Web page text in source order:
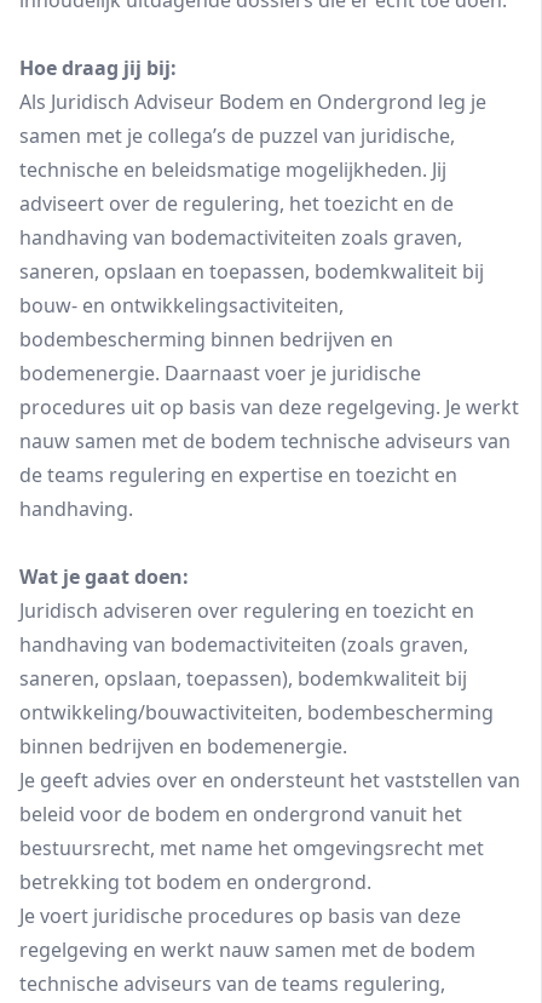
Hoe draag jij bij:
Als Juridisch Adviseur Bodem en Ondergrond leg je
samen met je collega’s de puzzel van juridische,
technische en beleidsmatige mogelijkheden. Jij
adviseert over de regulering, het toezicht en de
handhaving van bodemactiviteiten zoals graven,
saneren, opslaan en toepassen, bodemkwaliteit bij
bouw- en ontwikkelingsactiviteiten,
bodembescherming binnen bedrijven en
bodemenergie. Daarnaast voer je juridische
procedures uit op basis van deze regelgeving. Je werkt
nauw samen met de bodem technische adviseurs van
de teams regulering en expertise en toezicht en
handhaving.
Wat je gaat doen:
Juridisch adviseren over regulering en toezicht en
handhaving van bodemactiviteiten (zoals graven,
saneren, opslaan, toepassen), bodemkwaliteit bij
ontwikkeling/bouwactiviteiten, bodembescherming
binnen bedrijven en bodemenergie.
Je geeft advies over en ondersteunt het vaststellen van
beleid voor de bodem en ondergrond vanuit het
bestuursrecht, met name het omgevingsrecht met
betrekking tot bodem en ondergrond.
Je voert juridische procedures op basis van deze
regelgeving en werkt nauw samen met de bodem
technische adviseurs van de teams regulering,